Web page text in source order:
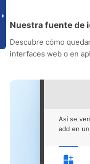
Nuestra fuente de
Descubre cómo
interfaces web o en
Así se
add en